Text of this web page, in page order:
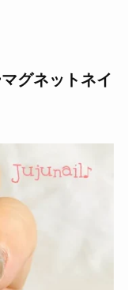
グネットネイ